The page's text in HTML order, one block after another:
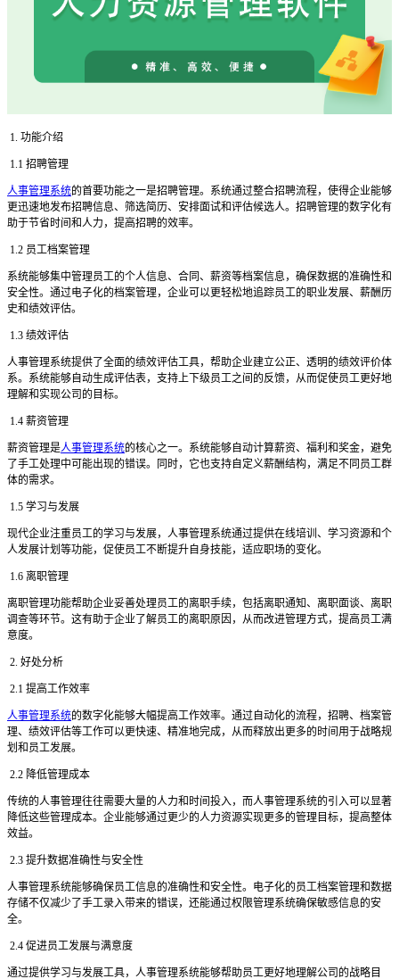
1. 功能介绍
1.1 招聘管理
人事管理系统的首要功能之一是招聘管理。系统通过整合招聘流程，使得企业能够
更迅速地发布招聘信息、筛选简历、安排面试和评估候选人。招聘管理的数字化有
助于节省时间和人力，提高招聘的效率。
1.2 员工档案管理
系统能够集中管理员工的个人信息、合同、薪资等档案信息，确保数据的准确性和
安全性。通过电子化的档案管理，企业可以更轻松地追踪员工的职业发展、薪酬历
史和绩效评估。
1.3 绩效评估
人事管理系统提供了全面的绩效评估工具，帮助企业建立公正、透明的绩效评价体
系。系统能够自动生成评估表，支持上下级员工之间的反馈，从而促使员工更好地
理解和实现公司的目标。
1.4 薪资管理
薪资管理是人事管理系统的核心之一。系统能够自动计算薪资、福利和奖金，避免
了手工处理中可能出现的错误。同时，它也支持自定义薪酬结构，满足不同员工群
体的需求。
1.5 学习与发展
现代企业注重员工的学习与发展，人事管理系统通过提供在线培训、学习资源和个
人发展计划等功能，促使员工不断提升自身技能，适应职场的变化。
1.6 离职管理
离职管理功能帮助企业妥善处理员工的离职手续，包括离职通知、离职面谈、离职
调查等环节。这有助于企业了解员工的离职原因，从而改进管理方式，提高员工满
意度。
2. 好处分析
2.1 提高工作效率
人事管理系统的数字化能够大幅提高工作效率。通过自动化的流程，招聘、档案管
理、绩效评估等工作可以更快速、精准地完成，从而释放出更多的时间用于战略规
划和员工发展。
2.2 降低管理成本
传统的人事管理往往需要大量的人力和时间投入，而人事管理系统的引入可以显著
降低这些管理成本。企业能够通过更少的人力资源实现更多的管理目标，提高整体
效益。
2.3 提升数据准确性与安全性
人事管理系统能够确保员工信息的准确性和安全性。电子化的员工档案管理和数据
存储不仅减少了手工录入带来的错误，还能通过权限管理系统确保敏感信息的安
全。
2.4 促进员工发展与满意度
通过提供学习与发展工具，人事管理系统能够帮助员工更好地理解公司的战略目